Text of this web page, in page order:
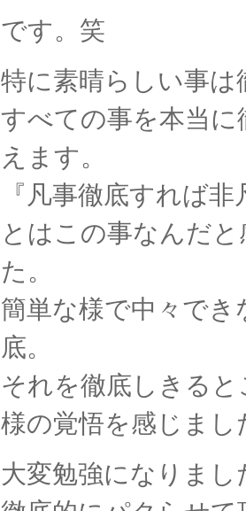
です。笑
特に素晴らしい事は
すべての事を本当に
えます。
『凡事徹底すれば
とはこの事なんだ
た。
簡単な様で中々でき
底。
それを徹底しきる
様の覚悟を感じまし
大変勉強になりまし